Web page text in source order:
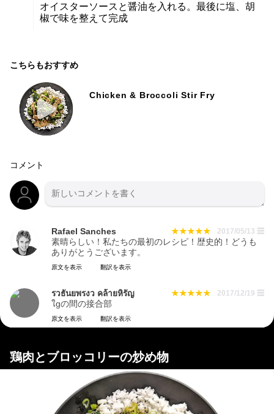
オイスターソースと醤油を入れる。最後に塩、胡
椒で味を整えて完成
こちらもおすすめ
Chicken & Broccoli Stir Fry
コメント
Rafael Sanches 2017/05/13 ☰
素晴らしい！私たちの最初のレシピ！歴史的！どうも
ありがとうございます。
原文を表示 翻訳を表示
รวธันยพรงว คล้ายหิรัญ 2017/12/19 ☰
ใgの間の接合部
原文を表示 翻訳を表示
鶏肉とブロッコリーの炒め物